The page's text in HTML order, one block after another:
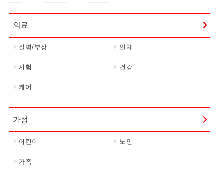
의료
질병/부상 인체
시험 건강
케어
가정
어린이 노인
가족